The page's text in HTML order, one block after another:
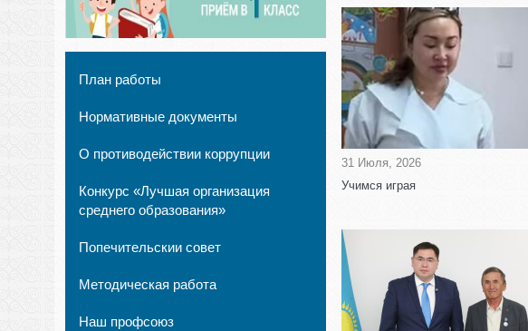
План работы
Нормативные документы
О противодействии коррупции
Конкурс «Лучшая организация
среднего образования»
Попечительскии совет
Методическая работа
Наш профсоюз
31 Июля, 2026
Учимся играя